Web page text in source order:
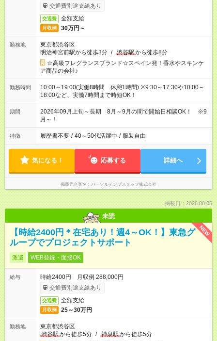
交通費別途支給あり
交通費 全額支給
月収例 30万円～
勤務地
東京都渋谷区
明治神宮前駅から徒歩3分 / 渋谷駅から徒歩8分
☆高級フレグランスブランド☆スペイン発！香水やスキンケ
ア商品の会社♪
勤務時間
10:00～19:00(実働8時間 休憩1時間) ※9:30～17:30や10:00～
18:00など、実働7時間まで時短OK！
期間
2026年09月上旬～長期 8月～9月の間で開始日相談OK！ ※9
月～！
特徴 履歴書不要 / 40～50代活躍中 / 服装自由
気になる！ 応募する 詳細へ
掲載元企業名 パーソルテンプスタッフ株式会社
掲載日：2026.08.05
未読
NEW
【時給2400円＊在宅あり！週4～OK！】東急グ
ループでプロジェクトサポート
派遣 WEB登録・面接OK
給与
時給2400円 月収例 288,000円
交通費別途支給あり
交通費 全額支給
月収例 25～30万円
勤務地
東京都渋谷区
渋谷駅から徒歩5分 / 神泉駅から徒歩5分